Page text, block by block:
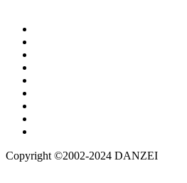
Copyright ©2002-2024 DANZEI